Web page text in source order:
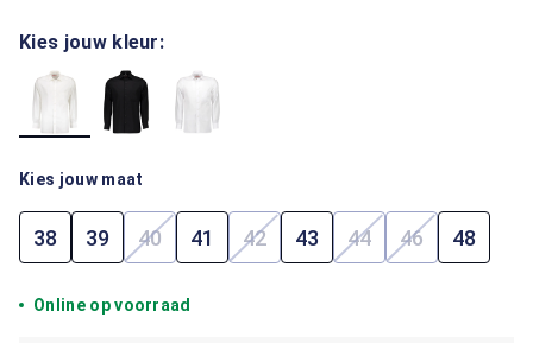
Kies jouw kleur:
Kies jouw maat
38 39 40(Deze optie is momenteel niet beschikbaar.)
41 42(Deze optie is momenteel niet
43 44(Deze optie is
46(Deze optie
48
Online op voorraad